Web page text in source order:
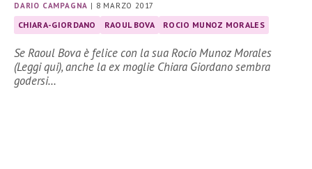
DARIO CAMPAGNA | 8 MARZO 2017
CHIARA-GIORDANO RAOUL BOVA ROCIO MUNOZ MORALES
Se Raoul Bova è felice con la sua Rocio Munoz Morales
(Leggi qui), anche la ex moglie Chiara Giordano sembra
godersi…